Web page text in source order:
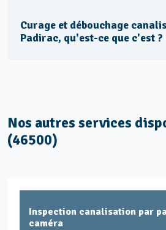
Curage et débouchage
Padirac, qu'est-ce que c'est ?
Nos autres services
(46500)
Inspection canalisation par
caméra